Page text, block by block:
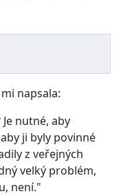
napsala:
nutné, aby
ji byly povinné
z veřejných
velký problém,
není."